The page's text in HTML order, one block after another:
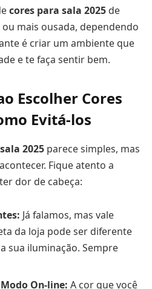
cores para sala 2025 de
mais ousada, dependendo
é criar um ambiente que
e te faça sentir bem.
Escolher Cores
Evitá-los
2025 parece simples, mas
Fique atento a
dor de cabeça:
Já falamos, mas vale
da loja pode ser diferente
sua iluminação. Sempre
On-line: A cor que você